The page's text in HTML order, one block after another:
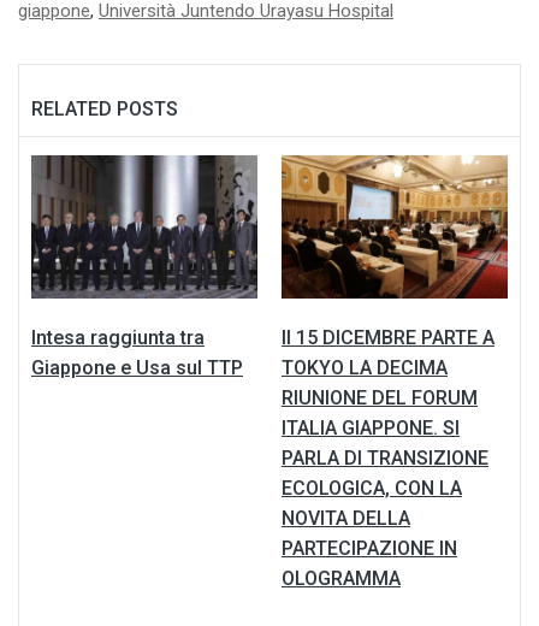
giappone, Università Juntendo Urayasu Hospital
RELATED POSTS
Intesa raggiunta tra
Giappone e Usa sul TTP
Il 15 DICEMBRE PARTE A
TOKYO LA DECIMA
RIUNIONE DEL FORUM
ITALIA GIAPPONE. SI
PARLA DI TRANSIZIONE
ECOLOGICA, CON LA
NOVITA DELLA
PARTECIPAZIONE IN
OLOGRAMMA